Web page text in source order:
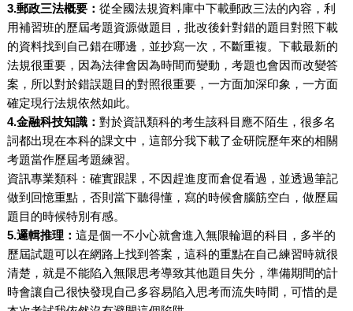
3.郵政三法概要： 從全國法規資料庫中下載郵政三法的內容，利
用補習班的歷屆考題資源做題目，批改後針對錯的題目對照下載
的資料找到自己錯在哪邊，並抄寫一次，不斷重複。下載最新的
法規很重要，因為法律會因為時間而變動，考題也會因而改變答
案，所以對於錯誤題目的對照很重要，一方面加深印象，一方面
確定現行法規依然如此。
4.金融科技知識： 對於資訊類科的考生該科目應不陌生，很多名
詞都出現在本科的課文中，這部分我下載了金研院歷年來的相關
考題當作歷屆考題練習。
資訊專業類科：確實跟課，不因趕進度而倉促看過，並透過筆記
做到回憶重點，否則當下聽得懂，寫的時候會腦筋空白，做歷屆
題目的時候特別有感。
5.邏輯推理： 這是個一不小心就會進入無限輪迴的科目，多半的
歷屆試題可以在網路上找到答案，這科的重點在自己練習時就很
清楚，就是不能陷入無限思考導致其他題目失分，準備期間的計
時會讓自己很快發現自己多容易陷入思考而流失時間，可惜的是